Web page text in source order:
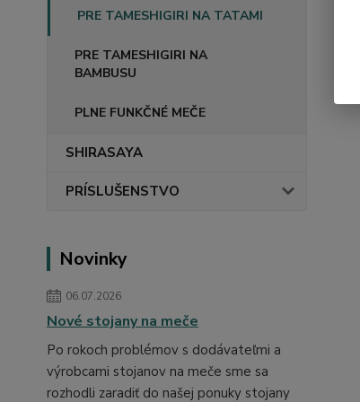
PRE TAMESHIGIRI NA TATAMI
PRE TAMESHIGIRI NA
BAMBUSU
PLNE FUNKČNÉ MEČE
SHIRASAYA
PRÍSLUŠENSTVO
Novinky
06.07.2026
Nové stojany na meče
Po rokoch problémov s dodávateľmi a
výrobcami stojanov na meče sme sa
rozhodli zaradiť do našej ponuky stojany